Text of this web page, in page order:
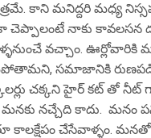
మనిద్దరి మధ్య
చెప్పాలంటే నాకు కావలసన
వచ్చాం.
సమాజానికి
చక్కని హైర్ కట్ తో నీట్
మనకు నచ్చేది కాదు. మనం
కాలక్షేపం చేసేవాళ్ళం.